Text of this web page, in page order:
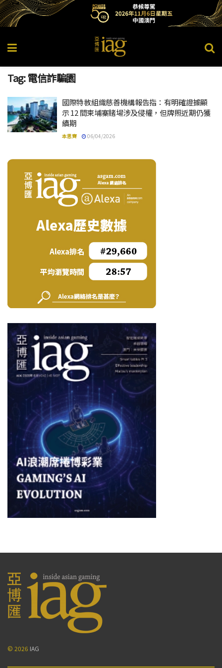
Tag:電信詐騙園
國際特赦組織慈善機構報告指：有明確證據顯
示 12 間柬埔寨賭場涉及侵權，但牌照近期仍獲
續期
本思齊 06/04/2026
© 2026 IAG